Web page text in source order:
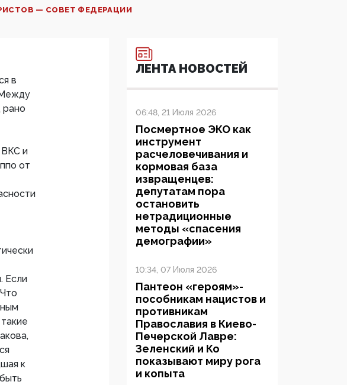
— СОВЕТ ФЕДЕРАЦИИ
в
рано
ВКС и
от
Если
к
ЛЕНТА НОВОСТЕЙ
06:48, 21 Июля 2026
Посмертное ЭКО как
инструмент
расчеловечивания и
кормовая база
извращенцев:
депутатам пора
остановить
нетрадиционные
методы «спасения
демографии»
10:34, 07 Июля 2026
Пантеон «героям»-
пособникам нацистов и
противникам
Православия в Киево-
Печерской Лавре:
Зеленский и Ко
показывают миру рога
и копыта